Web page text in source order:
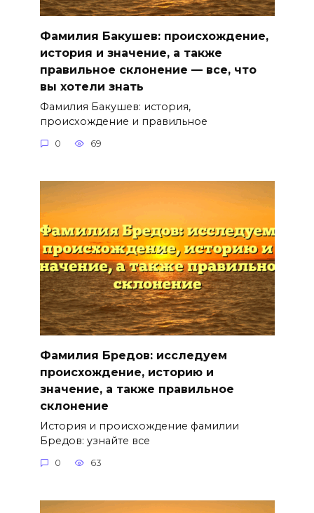
Фамилия Бакушев: происхождение,
история и значение, а также
правильное склонение — все, что
вы хотели знать
Фамилия Бакушев: история,
происхождение и правильное
0 69
Фамилия Бредов: исследуем
происхождение, историю и
значение, а также правильное
склонение
История и происхождение фамилии
Бредов: узнайте все
0 63